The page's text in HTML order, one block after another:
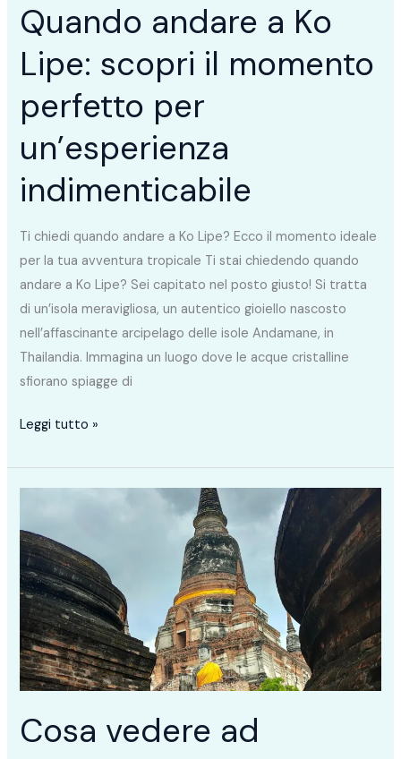
Quando andare a Ko
Lipe: scopri il momento
perfetto per
un’esperienza
indimenticabile
Ti chiedi quando andare a Ko Lipe? Ecco il momento ideale
per la tua avventura tropicale Ti stai chiedendo quando
andare a Ko Lipe? Sei capitato nel posto giusto! Si tratta
di un’isola meravigliosa, un autentico gioiello nascosto
nell’affascinante arcipelago delle isole Andamane, in
Thailandia. Immagina un luogo dove le acque cristalline
sfiorano spiagge di
per
un’esperienza
indimenticabile
Leggi tutto »
Cosa vedere ad
ad
Ayutthaya:
le
20
cose
da
non
perdere
assolutamente